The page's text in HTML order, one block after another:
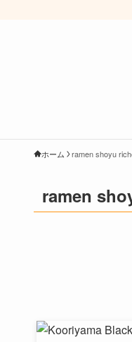
ホーム ramen shoyu
ramen